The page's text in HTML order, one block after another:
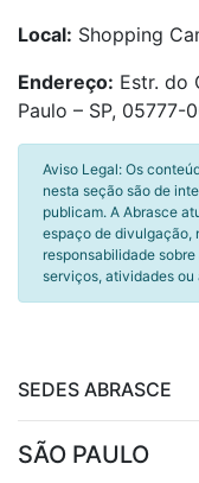
Local: Shopping
Endereço: Estr. do
Paulo – SP, 05777-
Aviso Legal: Os
nesta seção são de
publicam. A Abrasce
espaço de divulgação,
responsabilidade
serviços, atividades
SEDES ABRASCE
SÃO PAULO